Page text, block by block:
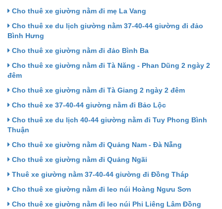
Cho thuê xe giường nằm đi mẹ La Vang
Cho thuê xe du lịch giường nằm 37-40-44 giường đi đảo
Bình Hưng
Cho thuê xe giường nằm đi đảo Bình Ba
Cho thuê xe giường nằm đi Tà Năng - Phan Dũng 2 ngày 2
đêm
Cho thuê xe giường nằm đi Tà Giang 2 ngày 2 đêm
Cho thuê xe 37-40-44 giường nằm đi Bảo Lộc
Cho thuê xe du lịch 40-44 giường nằm đi Tuy Phong Bình
Thuận
Cho thuê xe giường nằm đi Quảng Nam - Đà Nẵng
Cho thuê xe giường nằm đi Quảng Ngãi
Thuê xe giường nằm 37-40-44 giường đi Đồng Tháp
Cho thuê xe giường nằm đi leo núi Hoàng Ngưu Sơn
Cho thuê xe giường nằm đi leo núi Phi Liêng Lâm Đồng